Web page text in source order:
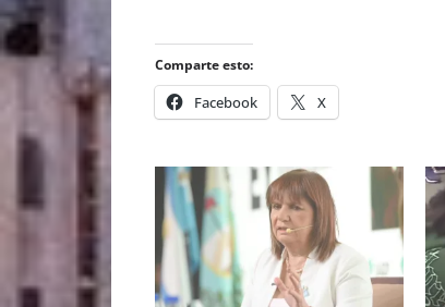
Comparte esto:
Facebook X